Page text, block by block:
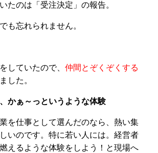
たのは「受注決定」の報告。
も忘れられません。
していたので、仲間とぞくぞくする
した。
かぁ～っというような体験
を仕事として選んだのなら、熱い集
いのです。特に若い人には。経営者
えるような体験をしよう！と現場へ